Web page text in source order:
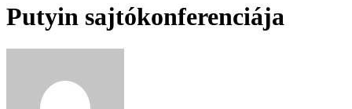
Putyin sajtókonferenciája